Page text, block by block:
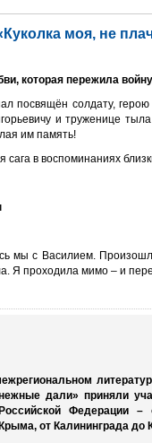
моя, не
которая пережила
посвящён солдату,
и труженице
им память!
сага в воспоминаниях
мы с Василием.
Я проходила мимо – и
дали» приняли
Федерации
от Калининграда